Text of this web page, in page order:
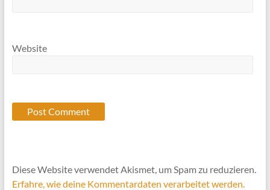
Website
Diese Website verwendet Akismet, um Spam zu reduzieren.
Erfahre, wie deine Kommentardaten verarbeitet werden.